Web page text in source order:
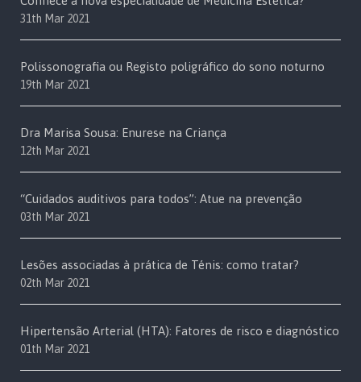
31th Mar 2021
Polissonografia ou Registo poligráfico do sono noturno
19th Mar 2021
Dra Marisa Sousa: Enurese na Criança
12th Mar 2021
“Cuidados auditivos para todos”: Atue na prevenção
03th Mar 2021
Lesões associadas à prática de Ténis: como tratar?
02th Mar 2021
Hipertensão Arterial (HTA): Fatores de risco e diagnóstico
01th Mar 2021